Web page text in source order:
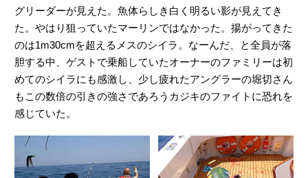
グリーダーが見えた。魚体らしき白く明るい影が見えてき
た。やはり狙っていたマーリンではなかった。揚がってきた
のは1m30cmを超えるメスのシイラ。なーんだ、と全員が落
胆する中、ゲストで乗船していたオーナーのファミリーは初
めてのシイラにも感激し、少し疲れたアングラーの堀切さん
もこの数倍の引きの強さであろうカジキのファイトに恐れを
感じていた。